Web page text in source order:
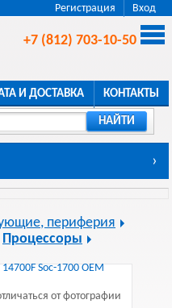
Регистрация Вход
+7 (812) 703-10-50
И ДОСТАВКА КОНТАКТЫ
НАЙТИ
›
периферия
Процессоры
от фотографии